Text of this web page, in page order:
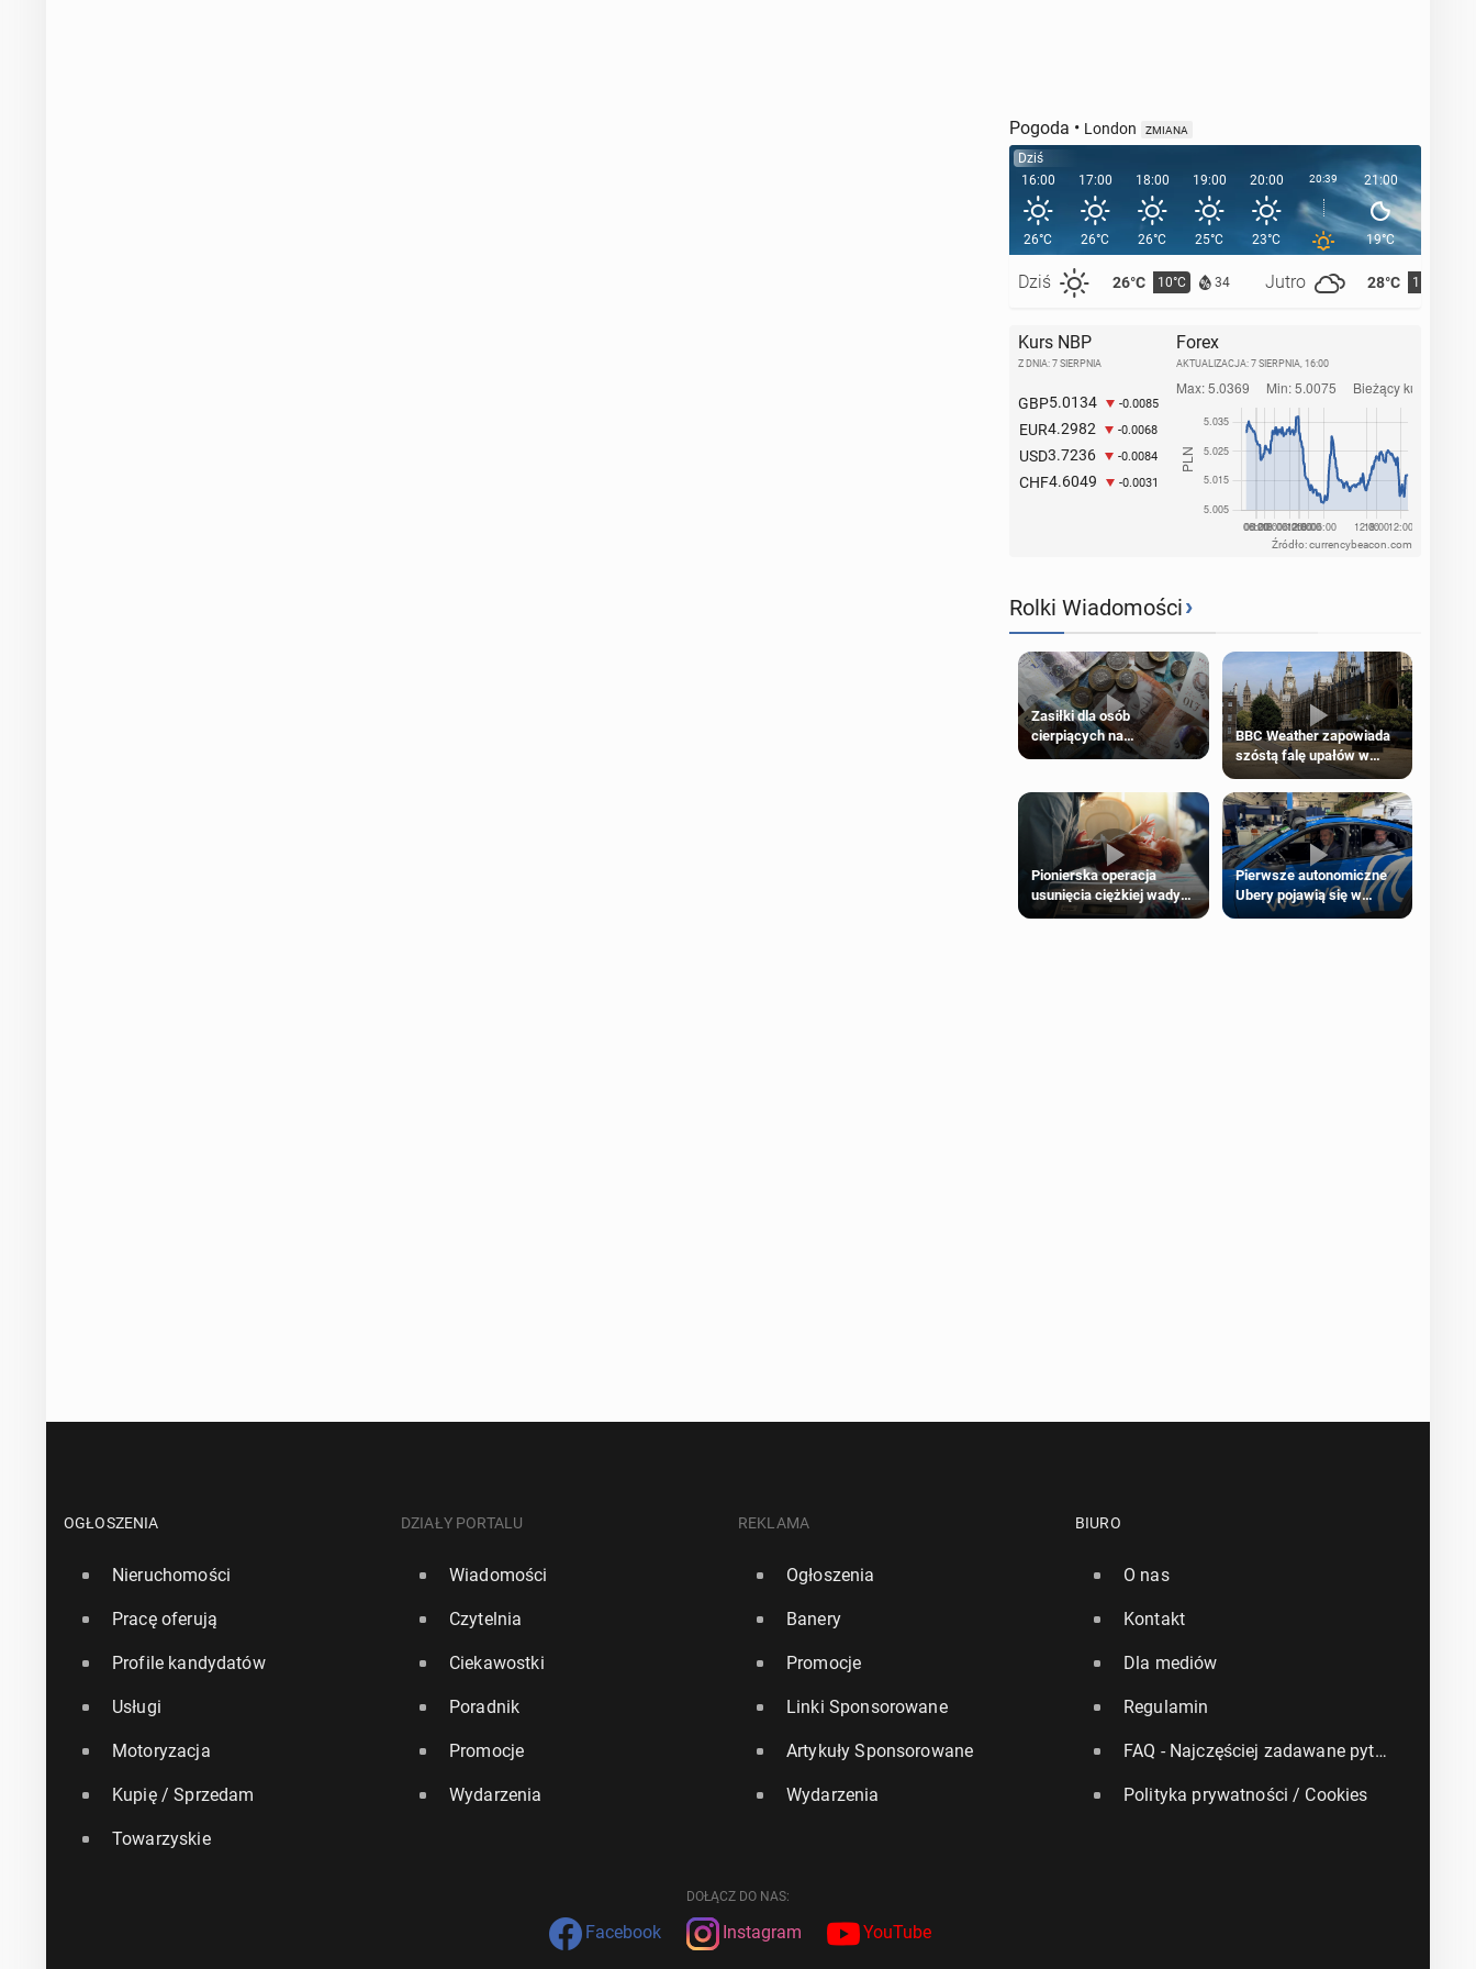
Pogoda • London ZMIANA
Dziś
16:00
26°C
Dziś 26°C 10°C 34 Jutro 28°C 11°C
17:00
26°C
18:00
26°C
19:00
25°C
20:00
23°C
20:39 21:00
19°C
22:00
Kurs NBP
Z DNIA: 7 SIERPNIA
GBP5.0134 -0.0085
EUR4.2982 -0.0068
USD3.7236 -0.0084
CHF4.6049 -0.0031
Forex
AKTUALIZACJA: 7 SIERPNIA, 16:00
Źródło: currencybeacon.com
Rolki Wiadomości›
Zasiłki dla osób
cierpiących na
schorzenia psychiczne
BBC Weather zapowiada
szóstą falę upałów w
Pionierska operacja
usunięcia ciężkiej wady
wrodzonej płodu w łonie
Pierwsze autonomiczne
Ubery pojawią się w
Londynie jeszcze tego
OGŁOSZENIA
Nieruchomości
Pracę oferują
Profile kandydatów
Usługi
Motoryzacja
Kupię / Sprzedam
Towarzyskie
DZIAŁY PORTALU
Wiadomości
Czytelnia
Ciekawostki
Poradnik
Promocje
Wydarzenia
REKLAMA
Ogłoszenia
Banery
Promocje
Linki Sponsorowane
Artykuły Sponsorowane
Wydarzenia
BIURO
O nas
Kontakt
Dla mediów
Regulamin
FAQ - Najczęściej zadawane pytania
Polityka prywatności / Cookies
DOŁĄCZ DO NAS:
Facebook Instagram YouTube